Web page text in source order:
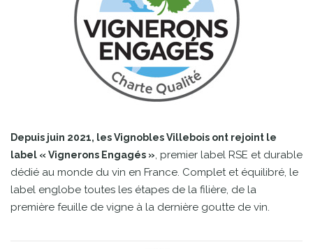
Depuis juin 2021, les Vignobles Villebois ont rejoint le
label « Vignerons Engagés », premier label RSE et durable
dédié au monde du vin en France. Complet et équilibré, le
label englobe toutes les étapes de la filière, de la
première feuille de vigne à la dernière goutte de vin.